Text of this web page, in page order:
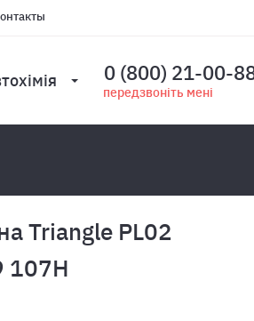
0 (800) 21-00-
передзвоніть мені
Triangle PL02
107H